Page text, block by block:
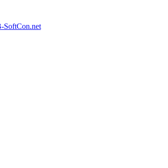
SoftCon.net